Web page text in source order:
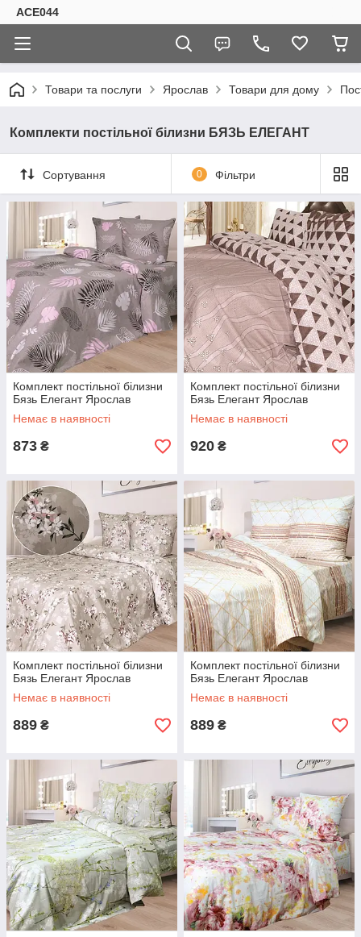
ACE044
Товари та послуги Ярослав Товари для дому
Комплекти постільної білизни БЯЗЬ ЕЛЕГАНТ
Сортування 0 Фільтри
Комплект постільної білизни
Бязь Елегант Ярослав
Немає в наявності
873 ₴
Комплект постільної білизни
Бязь Елегант Ярослав
Немає в наявності
920 ₴
Комплект постільної білизни
Бязь Елегант Ярослав
Немає в наявності
889 ₴
Комплект постільної білизни
Бязь Елегант Ярослав
Немає в наявності
889 ₴